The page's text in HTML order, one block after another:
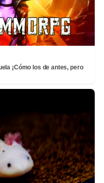
¡Cómo los de antes, pero